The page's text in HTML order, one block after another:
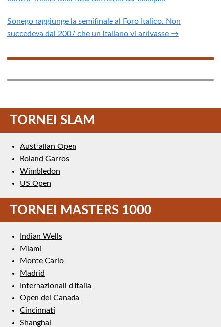
Sonego raggiunge la semifinale al Foro Italico. Non
succedeva dal 2007 che un italiano vi arrivasse →
TORNEI SLAM
Australian Open
Roland Garros
Wimbledon
US Open
TORNEI MASTERS 1000
Indian Wells
Miami
Monte Carlo
Madrid
Internazionali d’Italia
Open del Canada
Cincinnati
Shanghai